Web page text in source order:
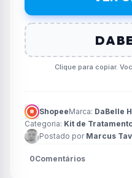
Clique para copiar.
ShopeeMarca: DaBelle
Categoria: Kit de
Postado por Marcus
0Comentários